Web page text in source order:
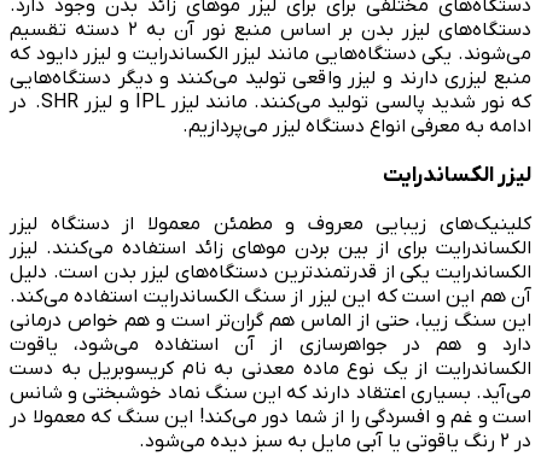
دستگاه‌های مختلفی برای برای لیزر موهای زائد بدن وجود دارد.
دستگاه‌های لیزر بدن بر اساس منبع نور آن به ۲ دسته تقسیم
می‌شوند. یکی دستگاه‌هایی مانند لیزر الکساندرایت و لیزر دایود که
منبع لیزری دارند و لیزر واقعی تولید می‌کنند و دیگر دستگاه‌هایی
که نور شدید پالسی تولید می‌کنند. مانند لیزر IPL و لیزر SHR. در
ادامه به معرفی انواع دستگاه لیزر می‌پردازیم.
لیزر الکساندرایت
کلینیک‌های زیبایی معروف و مطمئن معمولا از دستگاه لیزر
الکساندرایت برای از بین بردن موهای زائد استفاده می‌کنند. لیزر
الکساندرایت یکی از قدرتمندترین دستگاه‌های لیزر بدن است. دلیل
آن هم این است که این لیزر از سنگ الکساندرایت استفاده می‌کند.
این سنگ زیبا، حتی از الماس هم گران‌تر است و هم خواص درمانی
دارد و هم در جواهرسازی از آن استفاده می‌شود، یاقوت
الکساندرایت از یک نوع ماده معدنی به نام کریسوبریل به دست
می‌آید. بسیاری اعتقاد دارند که این سنگ نماد خوشبختی و شانس
است و غم و افسردگی را از شما دور می‌کند! این سنگ که معمولا در
در ۲ رنگ یاقوتی یا آبی مایل به سبز دیده می‌شود.